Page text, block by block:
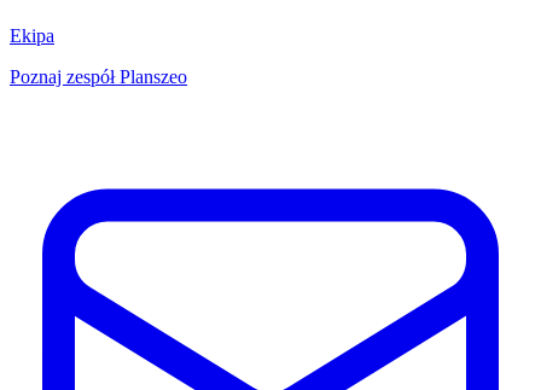
Ekipa
Poznaj zespół Planszeo